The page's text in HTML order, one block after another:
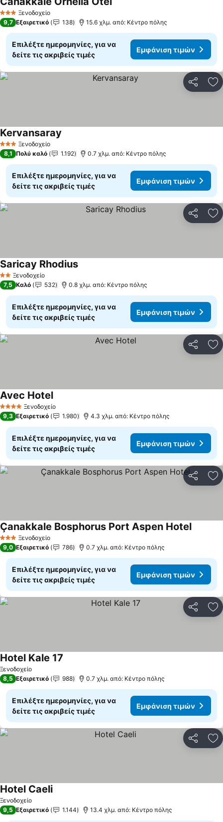
3 ΑστέριαΞενοδοχείο
9,7 Εξαιρετικό 138 15.6 χλμ. από: Κέντρο πόλης
Επιλέξτε ημερομηνίες, για να
δείτε τις ακριβείς τιμές
Εμφάνιση τιμών
3 ΑστέριαΞενοδοχείο
Kervansaray
8,1 Πολύ καλό 1.192 0.7 χλμ. από: Κέντρο πόλης
Επιλέξτε ημερομηνίες, για να
δείτε τις ακριβείς τιμές
Εμφάνιση τιμών
2 ΑστέριαΞενοδοχείο
Saricay Rhodius
7,5 Καλό 532 0.8 χλμ. από: Κέντρο πόλης
Επιλέξτε ημερομηνίες, για να
δείτε τις ακριβείς τιμές
Εμφάνιση τιμών
4 ΑστέριαΞενοδοχείο
Avec Hotel
9,3 Εξαιρετικό 1.980 4.3 χλμ. από: Κέντρο πόλης
Επιλέξτε ημερομηνίες, για να
δείτε τις ακριβείς τιμές
Εμφάνιση τιμών
3 ΑστέριαΞενοδοχείο
Çanakkale Bosphorus Port Aspen Hotel
9,0 Εξαιρετικό 786 0.7 χλμ. από: Κέντρο πόλης
Επιλέξτε ημερομηνίες, για να
δείτε τις ακριβείς τιμές
Εμφάνιση τιμών
Ξενοδοχείο
Hotel Kale 17
8,5 Εξαιρετικό 988 0.7 χλμ. από: Κέντρο πόλης
Επιλέξτε ημερομηνίες, για να
δείτε τις ακριβείς τιμές
Εμφάνιση τιμών
Ξενοδοχείο
Hotel Caeli
9,5 Εξαιρετικό 1.144 13.4 χλμ. από: Κέντρο πόλης